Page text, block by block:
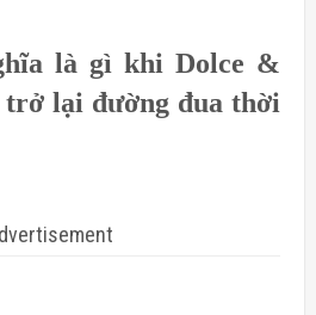
là gì khi Dolce &
trở lại đường đua thời